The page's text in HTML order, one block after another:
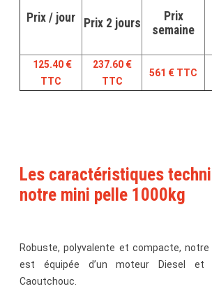
Prix / jour Prix 2 jours
Prix
semaine
125.40 €
TTC
237.60 €
TTC
561 € TTC
Les caractéristiques
notre mini pelle 1000kg
Robuste, polyvalente et compacte, notre
est équipée d’un moteur Diesel et
Caoutchouc.